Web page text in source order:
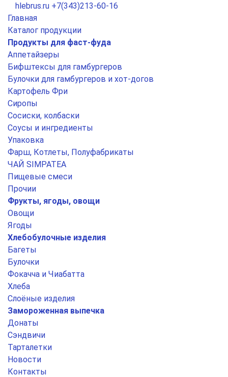
hlebrus.ru +7(343)213-60-16
Главная
Каталог продукции
Продукты для фаст-фуда
Аппетайзеры
Бифштексы для гамбургеров
Булочки для гамбургеров и хот-догов
Картофель Фри
Сиропы
Сосиски, колбаски
Соусы и ингредиенты
Упаковка
Фарш, Котлеты, Полуфабрикаты
ЧАЙ SIMPATEA
Пищевые смеси
Прочии
Фрукты, ягоды, овощи
Овощи
Ягоды
Хлебобулочные изделия
Багеты
Булочки
Фокачча и Чиабатта
Хлеба
Слоёные изделия
Замороженная выпечка
Донаты
Сэндвичи
Тарталетки
Новости
Контакты